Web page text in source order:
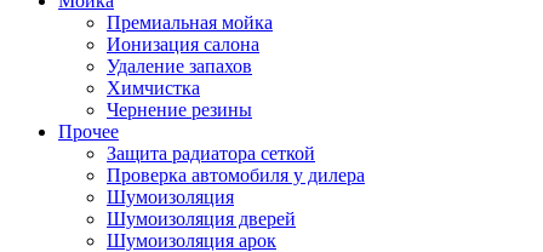
Премиальная мойка
Ионизация салона
Удаление запахов
Химчистка
Чернение резины
Прочее
Защита радиатора сеткой
Проверка автомобиля у дилера
Шумоизоляция
Шумоизоляция дверей
Шумоизоляция арок